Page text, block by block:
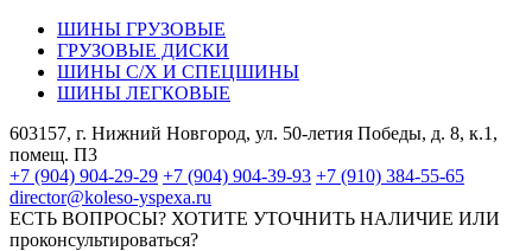
ШИНЫ ГРУЗОВЫЕ
ГРУЗОВЫЕ ДИСКИ
ШИНЫ С/Х И СПЕЦШИНЫ
ШИНЫ ЛЕГКОВЫЕ
603157, г. Нижний Новгород, ул. 50-летия Победы, д. 8, к.1,
помещ. П3
+7 (904) 904-29-29 +7 (904) 904-39-93 +7 (910) 384-55-65
director@koleso-yspexa.ru
ЕСТЬ ВОПРОСЫ? ХОТИТЕ УТОЧНИТЬ НАЛИЧИЕ ИЛИ
проконсультироваться?